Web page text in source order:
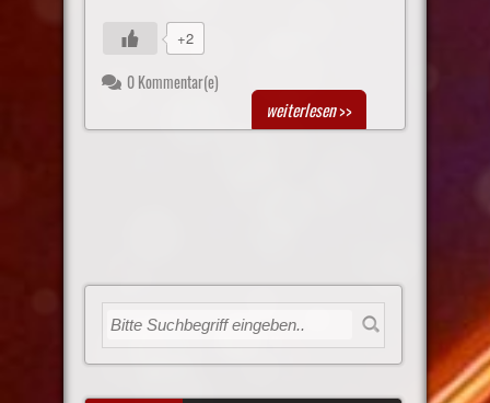
+2
0 Kommentar(e)
weiterlesen>>